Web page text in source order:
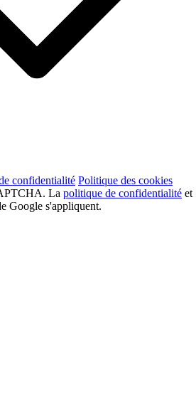
confidentialité Politique des cookies
La politique de confidentialité et
Google s'appliquent.